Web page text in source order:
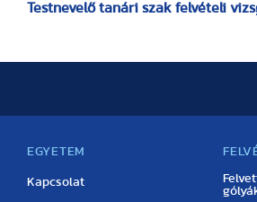
Testnevelő tanári szak felvételi
EGYETEM
Kapcsolat